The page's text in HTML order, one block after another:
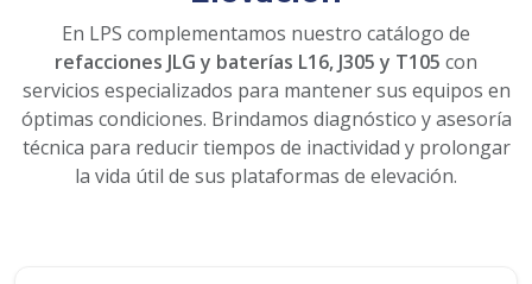
En LPS complementamos nuestro catálogo de
refacciones JLG y baterías L16, J305 y T105 con
servicios especializados para mantener sus equipos en
óptimas condiciones. Brindamos diagnóstico y asesoría
técnica para reducir tiempos de inactividad y prolongar
la vida útil de sus plataformas de elevación.